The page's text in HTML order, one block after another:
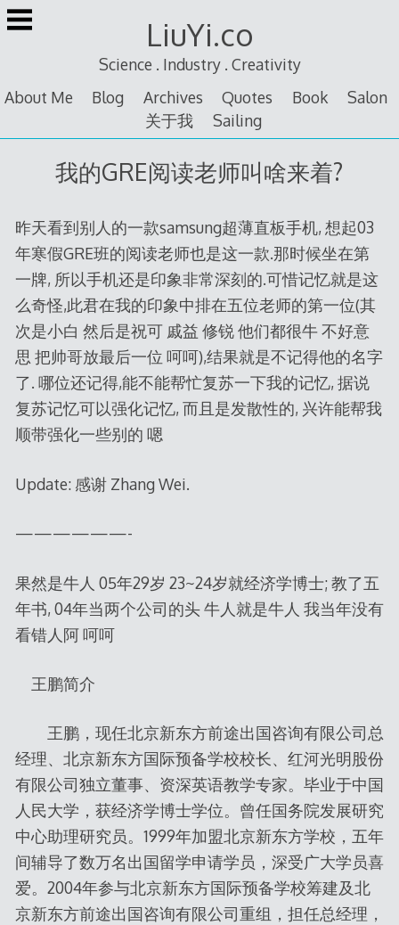
Skip
to
LiuYi.co
Science . Industry . Creativity
About Me
Blog Archives Quotes Book
Salon
关于我
Sailing
我的GRE阅读老师叫啥来着?
昨天看到别人的一款samsung超薄直板手机, 想起03
年寒假GRE班的阅读老师也是这一款.那时候坐在第
一牌, 所以手机还是印象非常深刻的.可惜记忆就是这
么奇怪,此君在我的印象中排在五位老师的第一位(其
次是小白 然后是祝可 戚益 修锐 他们都很牛 不好意
思 把帅哥放最后一位 呵呵),结果就是不记得他的名字
了. 哪位还记得,能不能帮忙复苏一下我的记忆, 据说
复苏记忆可以强化记忆, 而且是发散性的, 兴许能帮我
顺带强化一些别的 嗯
Update: 感谢 Zhang Wei.
——————-
果然是牛人 05年29岁 23~24岁就经济学博士; 教了五
年书, 04年当两个公司的头 牛人就是牛人 我当年没有
看错人阿 呵呵
王鹏简介
王鹏，现任北京新东方前途出国咨询有限公司总
经理、北京新东方国际预备学校校长、红河光明股份
有限公司独立董事、资深英语教学专家。毕业于中国
人民大学，获经济学博士学位。曾任国务院发展研究
中心助理研究员。1999年加盟北京新东方学校，五年
间辅导了数万名出国留学申请学员，深受广大学员喜
爱。2004年参与北京新东方国际预备学校筹建及北
京新东方前途出国咨询有限公司重组，担任总经理，